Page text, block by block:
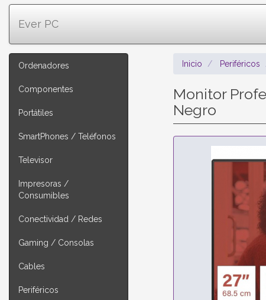
Ever PC
Ordenadores
Componentes
Portátiles
SmartPhones / Teléfonos
Televisor
Impresoras /
Consumibles
Conectividad / Redes
Gaming / Consolas
Cables
Periféricos
Inicio Periféricos
Monitor
Negro